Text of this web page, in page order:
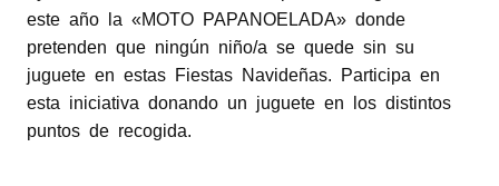
este año la «MOTO PAPANOELADA» donde
pretenden que ningún niño/a se quede sin su
juguete en estas Fiestas Navideñas. Participa en
esta iniciativa donando un juguete en los distintos
puntos de recogida.